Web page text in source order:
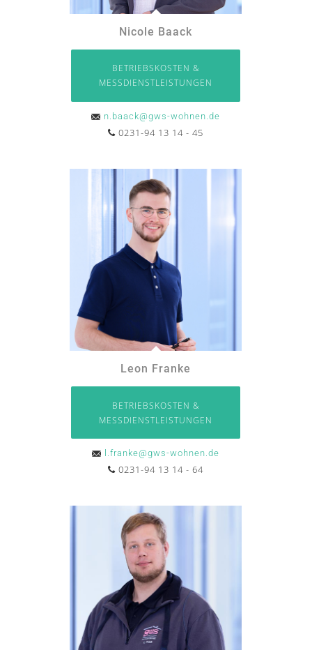
Nicole Baack
BETRIEBSKOSTEN &
MESSDIENSTLEISTUNGEN
n.baack@gws-wohnen.de
0231-94 13 14 - 45
Leon Franke
BETRIEBSKOSTEN &
MESSDIENSTLEISTUNGEN
l.franke@gws-wohnen.de
0231-94 13 14 - 64